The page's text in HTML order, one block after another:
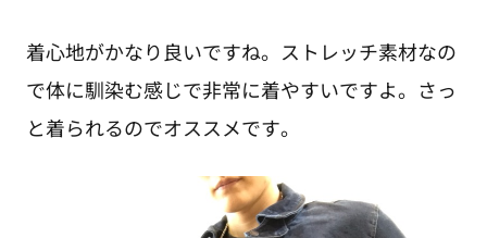
着心地がかなり良いですね。ストレッチ素材なの
で体に馴染む感じで非常に着やすいですよ。さっ
と着られるのでオススメです。